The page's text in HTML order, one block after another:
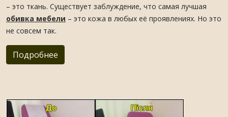
– это ткань. Существует заблуждение, что самая лучшая
обивка мебели – это кожа в любых её проявлениях. Но это
не совсем так.
Подробнее